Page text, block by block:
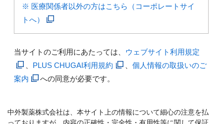
※ 医療関係者以外の方はこちら（コーポレートサイ
トへ）
当サイトのご利用にあたっては、 ウェブサイト利用規定
PLUS CHUGAI利用規約
個人情報の取扱いのご
案内
への同意が必要です。
中外製薬株式会社は、本サイト上の情報について細心の注意を払
っておりますが、内容の正確性・完全性・有用性等に関して保証